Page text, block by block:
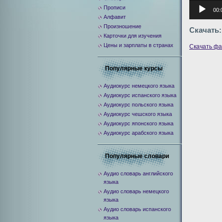
Аудиоплеер
Скачать:
Скачать
Прописи
Алфавит
Произношение
Карточки для изучения
Цены и зарплаты в странах
Популярные курсы
Аудиокурс немецкого языка
Аудиокурс испанского языка
Аудиокурс польского языка
Аудиокурс чешского языка
Аудиокурс японского языка
Аудиокурс арабского языка
Популярные словари
Аудио словарь английского
языка
Аудио словарь немецкого
языка
Аудио словарь испанского
языка